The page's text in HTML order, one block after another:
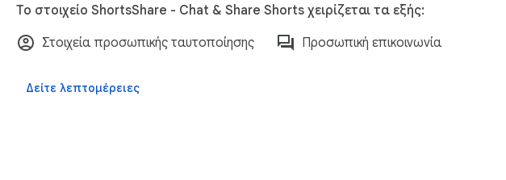
Το στοιχείο ShortsShare - Chat & Share Shorts χειρίζεται τα εξής:
Στοιχεία προσωπικής ταυτοποίησης
Προσωπική επικοινωνία
Δείτε λεπτομέρειες